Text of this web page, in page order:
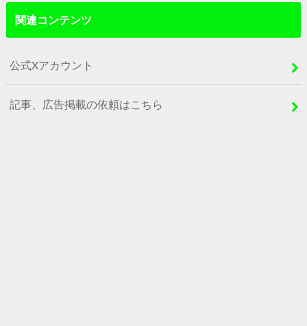
関連コンテンツ
公式Xアカウント
記事、広告掲載の依頼はこちら